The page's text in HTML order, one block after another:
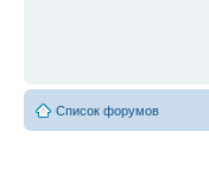
Список форумов